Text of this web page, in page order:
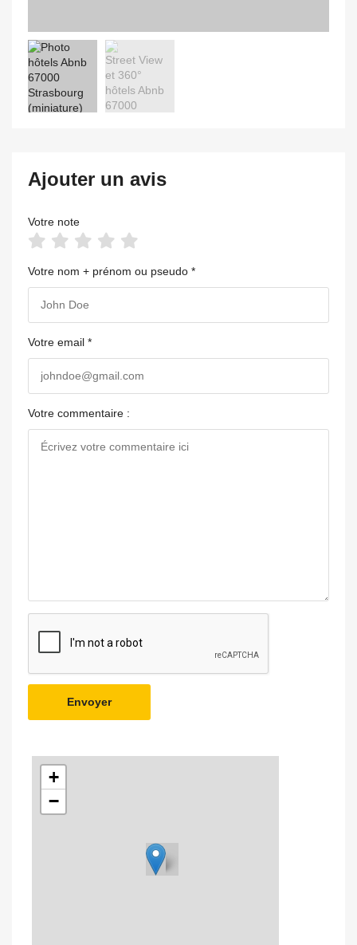
Ajouter un avis
Votre note
Votre nom + prénom ou pseudo *
Votre email *
Votre commentaire :
Envoyer
+
−